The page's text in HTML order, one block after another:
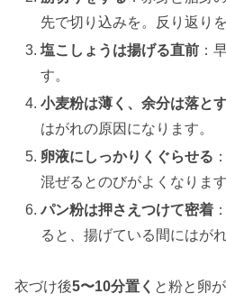
先で切り込みを。反り返り
塩こしょうは揚げる直前 ：
す。
小麦粉は薄く、余分は落と
はがれの原因になります。
卵液にしっかりくぐらせる
混ぜるとのびがよくなります
パン粉は押さえつけて密着
ると、揚げている間にはが
衣づけ後5〜10分置く と粉と卵